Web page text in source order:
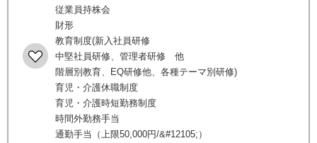
従業員持株会
財形
教育制度(新入社員研修
中堅社員研修、管理者研修 他
階層別教育、EQ研修他、各種テーマ別研修)
育児・介護休職制度
育児・介護時短勤務制度
時間外勤務手当
通勤手当（上限50,000円/&#12105;）